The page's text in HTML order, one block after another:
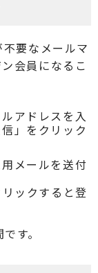
要なメールマ
会員になるこ
アドレスを入
」をクリック
メールを送付
ックすると登
す。